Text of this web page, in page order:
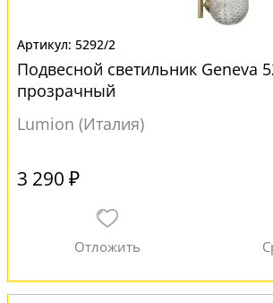
5292/2
Подвесной светильник Geneva
прозрачный
Lumion (Италия)
3 290 ₽